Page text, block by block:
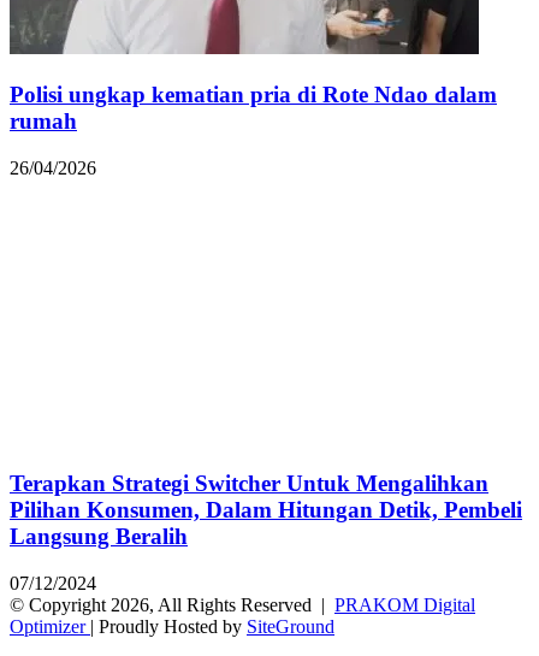
Polisi ungkap kematian pria di Rote Ndao dalam
rumah
26/04/2026
Terapkan Strategi Switcher Untuk Mengalihkan
Pilihan Konsumen, Dalam Hitungan Detik, Pembeli
Langsung Beralih
07/12/2024
© Copyright 2026, All Rights Reserved | PRAKOM Digital
Optimizer | Proudly Hosted by SiteGround